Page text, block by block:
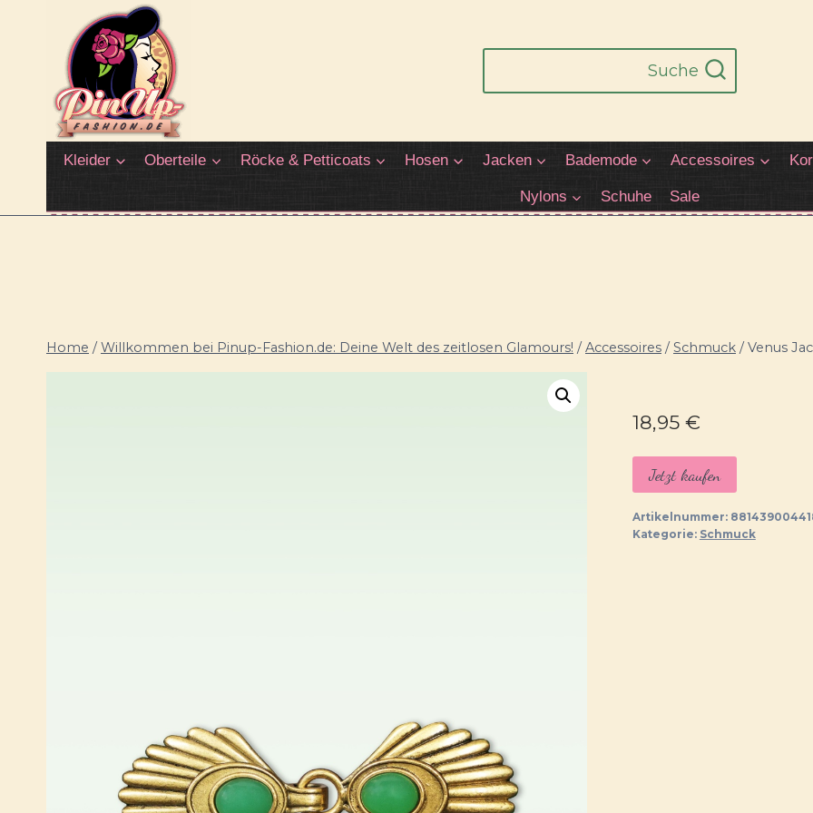
springen
Suche
Kleider Oberteile Röcke & Petticoats Hosen Jacken Bademode Accessoires
Nylons Schuhe Sale
Home / Willkommen bei Pinup-Fashion.de: Deine Welt des zeitlosen Glamours! / Accessoires / Schmuck / Venus
18,95 €
Jetzt kaufen
Artikelnummer:
Kategorie: Schmuck